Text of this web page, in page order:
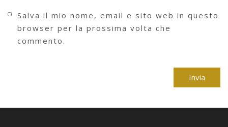
Salva il mio nome, email e sito web in questo
browser per la prossima volta che
commento.